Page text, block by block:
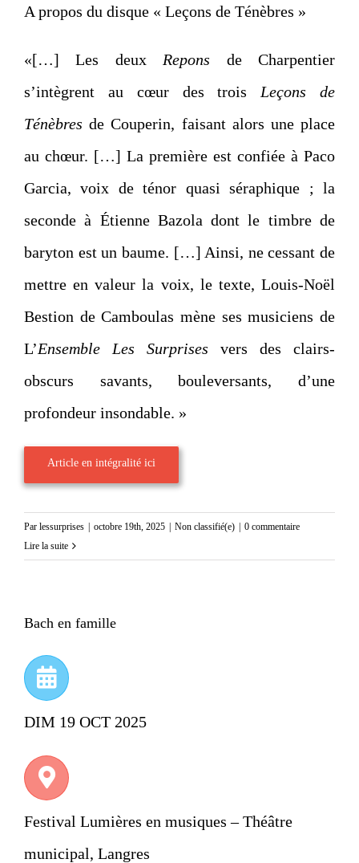
A propos du disque « Leçons de Ténèbres »
«[…] Les deux Repons de Charpentier
s’intègrent au cœur des trois Leçons de
Ténèbresde Couperin, faisant alors une place
au chœur. […] La première est confiée à Paco
Garcia, voix de ténor quasi séraphique ; la
seconde à Étienne Bazola dont le timbre de
baryton est un baume. […] Ainsi, ne cessant de
mettre en valeur la voix, le texte, Louis-Noël
Bestion de Camboulas mène ses musiciens de
L’Ensemble Les Surprises vers des clairs-
obscurs savants, bouleversants, d’une
profondeur insondable. »
Article en intégralité ici
Par lessurprises octobre 19th, 2025 Non classifié(e)
0 commentaire
Lire la suite
Bach en famille
DIM 19 OCT 2025
Festival Lumières en musiques – Théâtre
municipal, Langres